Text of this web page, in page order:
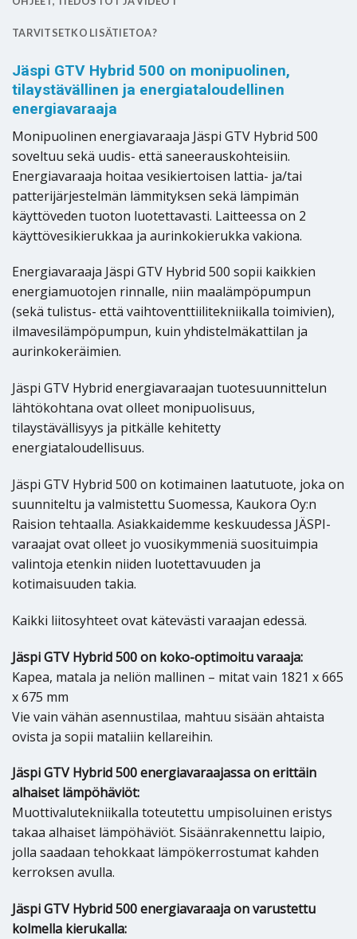
TARVITSETKO LISÄTIETOA?
Jäspi GTV Hybrid 500 on monipuolinen,
tilaystävällinen ja energiataloudellinen
energiavaraaja
Monipuolinen energiavaraaja Jäspi GTV Hybrid 500
soveltuu sekä uudis- että saneerauskohteisiin.
Energiavaraaja hoitaa vesikiertoisen lattia- ja/tai
patterijärjestelmän lämmityksen sekä lämpimän
käyttöveden tuoton luotettavasti. Laitteessa on 2
käyttövesikierukkaa ja aurinkokierukka vakiona.
Energiavaraaja Jäspi GTV Hybrid 500 sopii kaikkien
energiamuotojen rinnalle, niin maalämpöpumpun
(sekä tulistus- että vaihtoventtiilitekniikalla toimivien),
ilmavesilämpöpumpun, kuin yhdistelmäkattilan ja
aurinkokeräimien.
Jäspi GTV Hybrid energiavaraajan tuotesuunnittelun
lähtökohtana ovat olleet monipuolisuus,
tilaystävällisyys ja pitkälle kehitetty
energiataloudellisuus.
Jäspi GTV Hybrid 500 on kotimainen laatutuote, joka on
suunniteltu ja valmistettu Suomessa, Kaukora Oy:n
Raision tehtaalla. Asiakkaidemme keskuudessa JÄSPI-
varaajat ovat olleet jo vuosikymmeniä suosituimpia
valintoja etenkin niiden luotettavuuden ja
kotimaisuuden takia.
Kaikki liitosyhteet ovat kätevästi varaajan edessä.
Jäspi GTV Hybrid 500 on koko-optimoitu varaaja:
Kapea, matala ja neliön mallinen – mitat vain 1821 x 665
x 675 mm
Vie vain vähän asennustilaa, mahtuu sisään ahtaista
ovista ja sopii mataliin kellareihin.
Jäspi GTV Hybrid 500 energiavaraajassa on erittäin
alhaiset lämpöhäviöt:
Muottivalutekniikalla toteutettu umpisoluinen eristys
takaa alhaiset lämpöhäviöt. Sisäänrakennettu laipio,
jolla saadaan tehokkaat lämpökerrostumat kahden
kerroksen avulla.
Jäspi GTV Hybrid 500 energiavaraaja on varustettu
kolmella kierukalla: